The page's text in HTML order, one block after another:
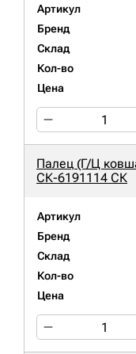
Артикул
Бренд
Склад
Кол-во
Цена
Палец (Г/Ц
СК-6191114 СК
Артикул
Бренд
Склад
Кол-во
Цена